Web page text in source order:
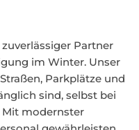
Partner
im Winter. Unser
Parkplätze und
sind, selbst bei
Mit modernster